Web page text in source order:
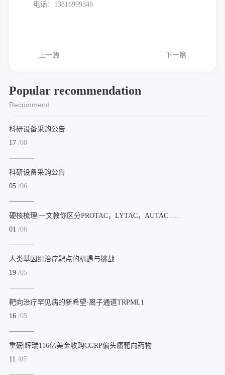
电话：13816999346
上一篇 下一篇
Popular recommendation
Recommend
科研设备采购公告
17 /08
科研设备采购公告
05 /06
硬核梳理|一文教你区分PROTAC，LYTAC，AUTAC.....
01 /06
人类基因组治疗靶点的机遇与挑战
19 /05
靶向治疗罕见病的新希望-离子通道TRPML1
16 /05
重磅|辉瑞116亿美金收购CGRP偏头痛靶向药物
11 /05